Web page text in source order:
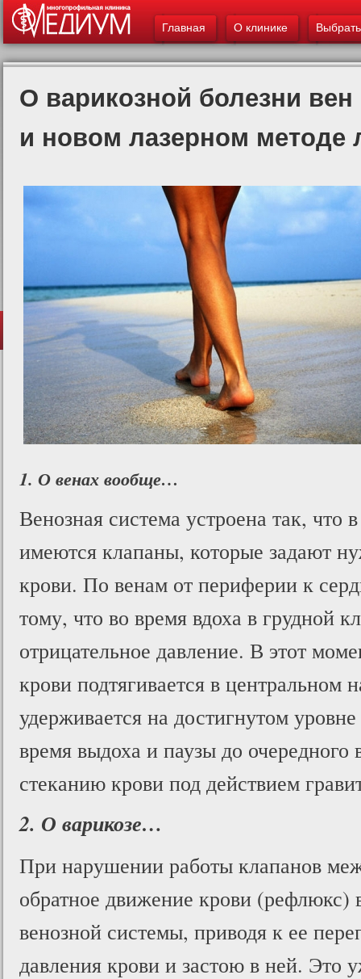
Главная
О клинике
О варикозной болезни
и новом лазерном методе
1. О венах вообще…
Венозная система устроена так, что
имеются клапаны, которые задают
крови. По венам от периферии к
тому, что во время вдоха в грудной
отрицательное давление. В этот
крови подтягивается в центральном
удерживается на достигнутом
время выдоха и паузы до очередного
стеканию крови под действием
2. О варикозе…
При нарушении работы клапанов
обратное движение крови (рефлюкс)
венозной системы, приводя к ее
давления крови и застою в ней. Это